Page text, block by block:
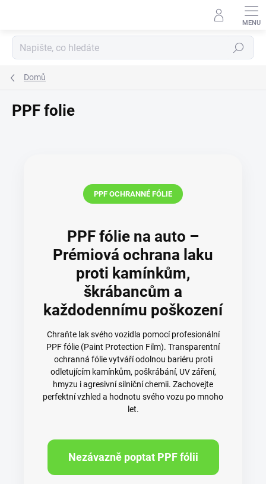
Hledat
Domů
PPF folie
PPF OCHRANNÉ FÓLIE
PPF fólie na auto –
Prémiová ochrana laku
proti kamínkům,
škrábancům a
každodennímu poškození
Chraňte lak svého vozidla pomocí profesionální
PPF fólie (Paint Protection Film). Transparentní
ochranná fólie vytváří odolnou bariéru proti
odletujícím kamínkům, poškrábání, UV záření,
hmyzu i agresivní silniční chemii. Zachovejte
perfektní vzhled a hodnotu svého vozu po mnoho
let.
Nezávazně poptat PPF fólii